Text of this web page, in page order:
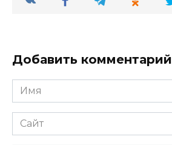
Добавить комментарий
Имя
*
Сайт